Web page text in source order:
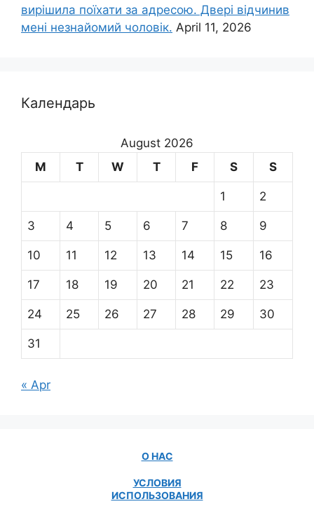
вирішила поїхати за адресою. Двері відчинив
мені незнайомий чоловік. April 11, 2026
Календарь
August 2026
M
T W T F S S
1 2
3 4 5 6 7 8 9
10 11 12 13 14 15 16
17 18 19 20 21 22 23
24 25 26 27 28 29 30
31
« Apr
О НАС
УСЛОВИЯ
ИСПОЛЬЗОВАНИЯ